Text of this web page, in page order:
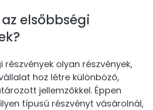
elsőbbségi
részvények olyan részvények,
hoz létre különböző,
jellemzőkkel. Éppen
típusú részvényt vásárolnál,